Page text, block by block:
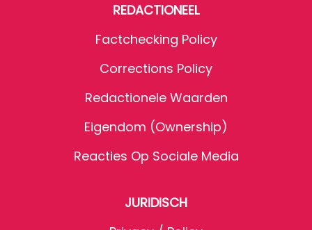
REDACTIONEEL
Factchecking Policy
Corrections Policy
Redactionele Waarden
Eigendom (Ownership)
Reacties Op Sociale Media
JURIDISCH